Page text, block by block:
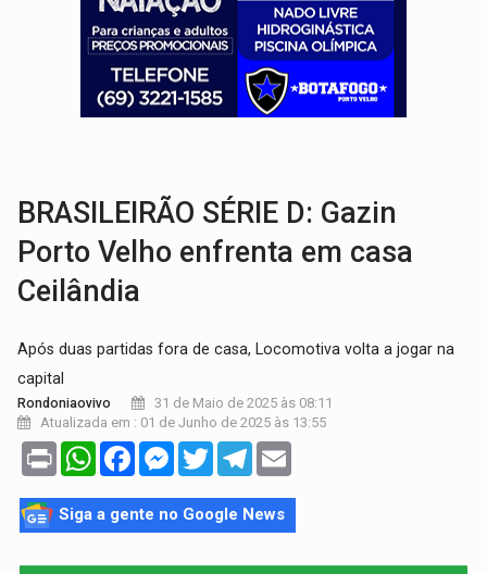
ELAS DECIDEM: Mulheres são maioria e representam 52% do eleitorado de
NO CARRO: Homem é preso com pistola 9mm durante abordagem da Força
TRÁGICO:Pai do 'Xandy Motocross' morre em
CONEXÃO RONDONIAOVIVO:
BRASILEIRÃO SÉRIE D: Gazin
Porto Velho enfrenta em casa
Ceilândia
Após duas partidas fora de casa, Locomotiva volta a jogar na
capital
Rondoniaovivo
31 de Maio de 2025 às 08:11
Atualizada em : 01 de Junho de 2025 às 13:55
Print WhatsAppFacebookMessenger
TwitterTelegram
Siga a gente no Google News